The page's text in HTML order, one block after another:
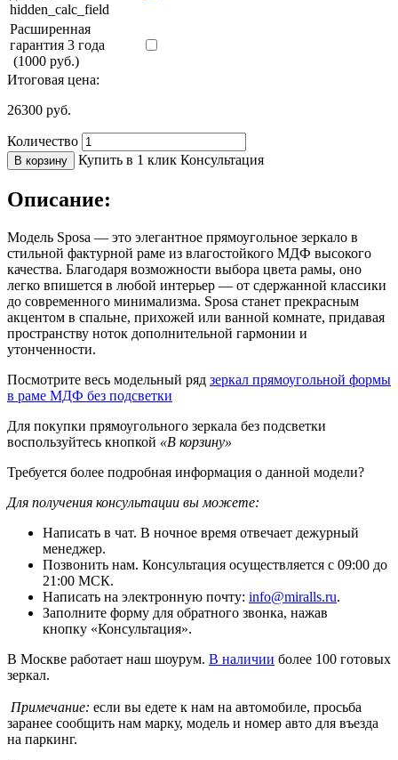
hidden_calc_field
Расширенная
гарантия 3 года
(1000 руб.)
Итоговая цена:
26300 руб.
Количество
В корзину Купить в 1 клик Консультация
Описание:
Модель Sposa — это элегантное прямоугольное зеркало в
стильной фактурной раме из влагостойкого МДФ высокого
качества. Благодаря возможности выбора цвета рамы, оно
легко впишется в любой интерьер — от сдержанной классики
до современного минимализма. Sposa станет прекрасным
акцентом в спальне, прихожей или ванной комнате, придавая
пространству ноток дополнительной гармонии и
утонченности.
Посмотрите весь модельный ряд зеркал прямоугольной формы
в раме МДФ без подсветки
Для покупки прямоугольного зеркала без подсветки
воспользуйтесь кнопкой «В корзину»
Требуется более подробная информация о данной модели?
Для получения консультации вы можете:
Написать в чат. В ночное время отвечает дежурный
менеджер.
Позвонить нам. Консультация осуществляется с 09:00 до
21:00 МСК.
Написать на электронную почту: info@miralls.ru.
Заполните форму для обратного звонка, нажав
кнопку «Консультация».
В Москве работает наш шоурум. В наличии более 100 готовых
зеркал.
Примечание: если вы едете к нам на автомобиле, просьба
заранее сообщить нам марку, модель и номер авто для въезда
на паркинг.